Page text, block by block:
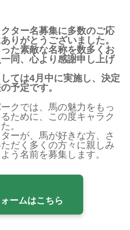
ター名募集に多数のご応
りがとうございました。
た素敵な名称を数多くお
同、心より感謝申し上げ
ては4月中に実施し、決定
予定です。
クでは、馬の魅力をもっ
ために、この度キャラク
。
ーが、馬が好きな方、さ
だく多くの方々に親しみ
う名前を募集します。
ームはこちら